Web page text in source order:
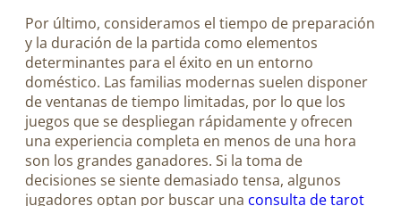
Por último, consideramos el tiempo de preparación
y la duración de la partida como elementos
determinantes para el éxito en un entorno
doméstico. Las familias modernas suelen disponer
de ventanas de tiempo limitadas, por lo que los
juegos que se despliegan rápidamente y ofrecen
una experiencia completa en menos de una hora
son los grandes ganadores. Si la toma de
decisiones se siente demasiado tensa, algunos
jugadores optan por buscar una consulta de tarot